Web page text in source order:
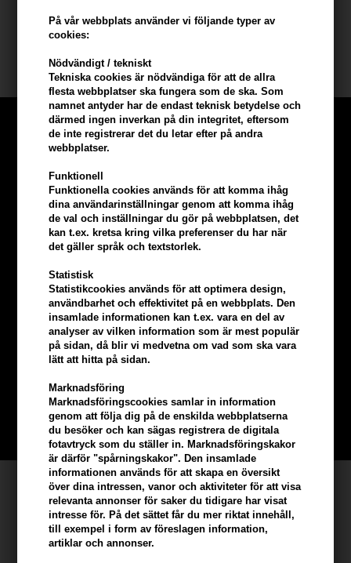
På vår webbplats använder vi följande typer av
cookies:
Nödvändigt / tekniskt
Tekniska cookies är nödvändiga för att de allra
flesta webbplatser ska fungera som de ska. Som
namnet antyder har de endast teknisk betydelse och
därmed ingen inverkan på din integritet, eftersom
de inte registrerar det du letar efter på andra
webbplatser.
Funktionell
Funktionella cookies används för att komma ihåg
dina användarinställningar genom att komma ihåg
de val och inställningar du gör på webbplatsen, det
kan t.ex. kretsa kring vilka preferenser du har när
det gäller språk och textstorlek.
Statistisk
Statistikcookies används för att optimera design,
användbarhet och effektivitet på en webbplats. Den
insamlade informationen kan t.ex. vara en del av
analyser av vilken information som är mest populär
på sidan, då blir vi medvetna om vad som ska vara
lätt att hitta på sidan.
Marknadsföring
Marknadsföringscookies samlar in information
genom att följa dig på de enskilda webbplatserna
du besöker och kan sägas registrera de digitala
fotavtryck som du ställer in. Marknadsföringskakor
är därför "spårningskakor". Den insamlade
informationen används för att skapa en översikt
över dina intressen, vanor och aktiviteter för att visa
relevanta annonser för saker du tidigare har visat
intresse för. På det sättet får du mer riktat innehåll,
till exempel i form av föreslagen information,
artiklar och annonser.
Revlon Nutri Color Filters 740
Storlek: 240 ml
Tjäna5% bonuspå hela din
beställning
Bli en del av vår kundklubb gratis och få rabatter när du handlar
BLI EN GRATIS MEDLEM HÄR
Kundservice
Hair247
Frisenborgvej 6A